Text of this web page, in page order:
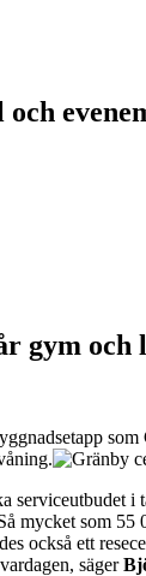
gym och
serviceutbudet i
mycket som 55
också ett
säger